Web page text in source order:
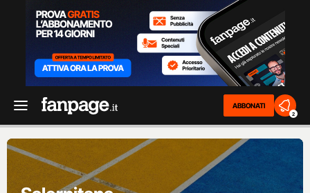
ABBONATI
2